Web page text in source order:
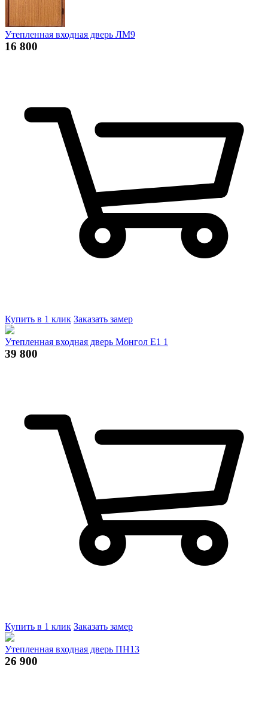
Утепленная входная дверь ЛМ9
16 800
Купить в 1 клик Заказать замер
Утепленная входная дверь Монгол E1 1
39 800
Купить в 1 клик Заказать замер
Утепленная входная дверь ПН13
26 900